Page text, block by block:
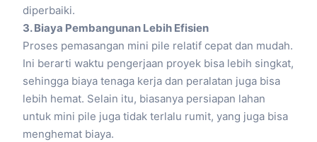
diperbaiki.
3. Biaya Pembangunan Lebih Efisien
Proses pemasangan mini pile relatif cepat dan mudah.
Ini berarti waktu pengerjaan proyek bisa lebih singkat,
sehingga biaya tenaga kerja dan peralatan juga bisa
lebih hemat. Selain itu, biasanya persiapan lahan
untuk mini pile juga tidak terlalu rumit, yang juga bisa
menghemat biaya.